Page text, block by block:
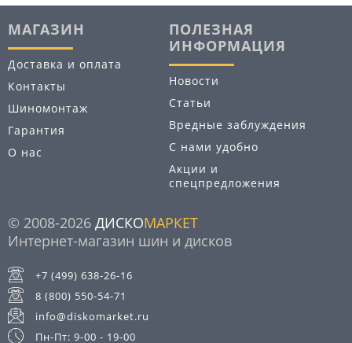
МАГАЗИН
Доставка и оплата
Контакты
Шиномонтаж
Гарантия
О нас
ПОЛЕЗНАЯ
ИНФОРМАЦИЯ
Новости
Статьи
Вредные заблуждения
С нами удобно
Акции и
спецпредложения
© 2008-2026 ДИСКОМАРКЕТ
Интернет-магазин шин и дисков
+7 (499) 638-26-16
8 (800) 550-54-71
info@diskomarket.ru
Пн-Пт: 9-00 - 19-00